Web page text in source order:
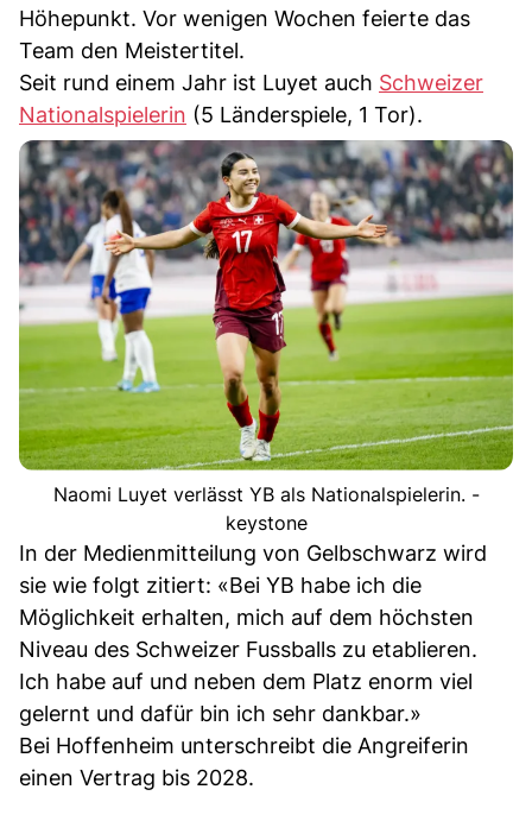
Höhepunkt. Vor wenigen Wochen feierte das
Team den Meistertitel.
Seit rund einem Jahr ist Luyet auch Schweizer
Nationalspielerin (5 Länderspiele, 1 Tor).
Naomi Luyet verlässt YB als Nationalspielerin. -
keystone
In der Medienmitteilung von Gelbschwarz wird
sie wie folgt zitiert: «Bei YB habe ich die
Möglichkeit erhalten, mich auf dem höchsten
Niveau des Schweizer Fussballs zu etablieren.
Ich habe auf und neben dem Platz enorm viel
gelernt und dafür bin ich sehr dankbar.»
Bei Hoffenheim unterschreibt die Angreiferin
einen Vertrag bis 2028.